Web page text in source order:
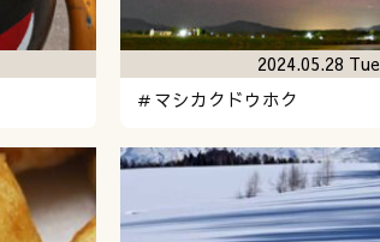
＃マシカクドウホク
2024.05.28 Tue